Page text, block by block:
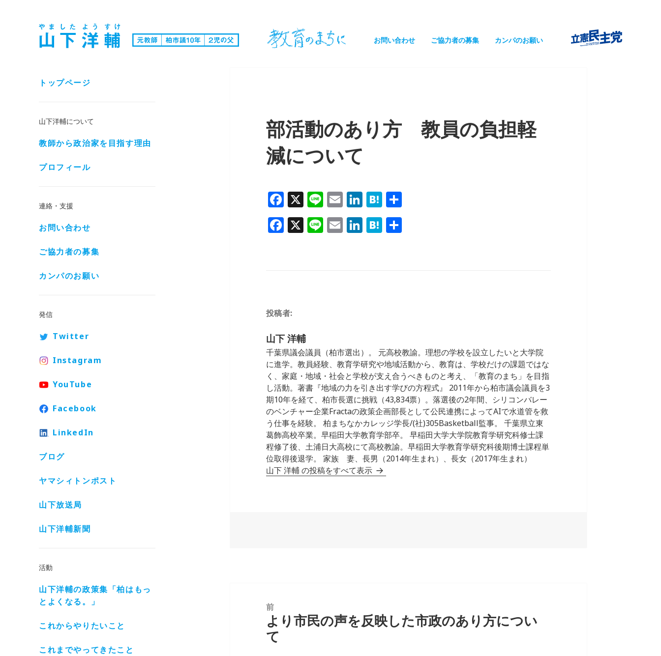
お問い合わせ ご協力者の募集 カンパのお願い
トップページ
山下洋輔について
教師から政治家を目指す理由
プロフィール
連絡・支援
お問い合わせ
ご協力者の募集
カンパのお願い
発信
Twitter
Instagram
YouTube
Facebook
LinkedIn
ブログ
ヤマシィトンポスト
山下放送局
山下洋輔新聞
活動
山下洋輔の政策集「柏はもっ
とよくなる。」
これからやりたいこと
これまでやってきたこと
部活動のあり方 教員の負担軽
減について
F
a
c
k
X Li
n
e
E
m
ai
Li
n
k
H
at
e
共
有
F
o
o
k
X Li E Li H 共
投稿者:
山下 洋輔
千葉県議会議員（柏市選出）。 元高校教諭。理想の学校を設立したいと大学院
に進学。教員経験、教育学研究や地域活動から、教育は、学校だけの課題ではな
く、家庭・地域・社会と学校が支え合うべきものと考え、「教育のまち」を目指
し活動。著書『地域の力を引き出す学びの方程式』 2011年から柏市議会議員を3
期10年を経て、柏市長選に挑戦（43,834票）。落選後の2年間、シリコンバレー
のベンチャー企業Fractaの政策企画部長として公民連携によってAIで水道管を救
う仕事を経験。 柏まちなかカレッジ学長/(社)305Basketball監事。 千葉県立東
葛飾高校卒業。早稲田大学教育学部卒。 早稲田大学大学院教育学研究科修士課
程修了後、土浦日大高校にて高校教諭。早稲田大学教育学研究科後期博士課程単
位取得後退学。 家族 妻、長男（2014年生まれ）、長女（2017年生まれ）
山下 洋輔 の投稿をすべて表示
前
前
の
より市民の声を反映した市政のあり方につい
て